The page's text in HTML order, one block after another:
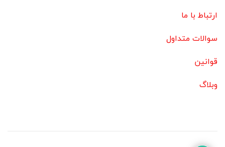
ارتباط با ما
سوالات متداول
قوانین
وبلاگ